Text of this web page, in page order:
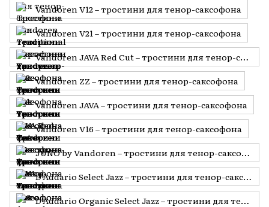
Vandoren V12 – тростини для тенор-саксофона
Vandoren V21 – тростини для тенор-саксофона
Vandoren JAVA Red Cut – тростини для тенор-саксофона
Vandoren ZZ – тростини для тенор-саксофона
Vandoren JAVA – тростини для тенор-саксофона
Vandoren V16 – тростини для тенор-саксофона
JUNO by Vandoren – тростини для тенор-саксофона
D'Addario Select Jazz – тростини для тенор-саксофона
D'Addario Organic Select Jazz – тростини для тенор-саксофона